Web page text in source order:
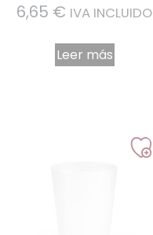
6,65 € IVA INCLUIDO
Leer más